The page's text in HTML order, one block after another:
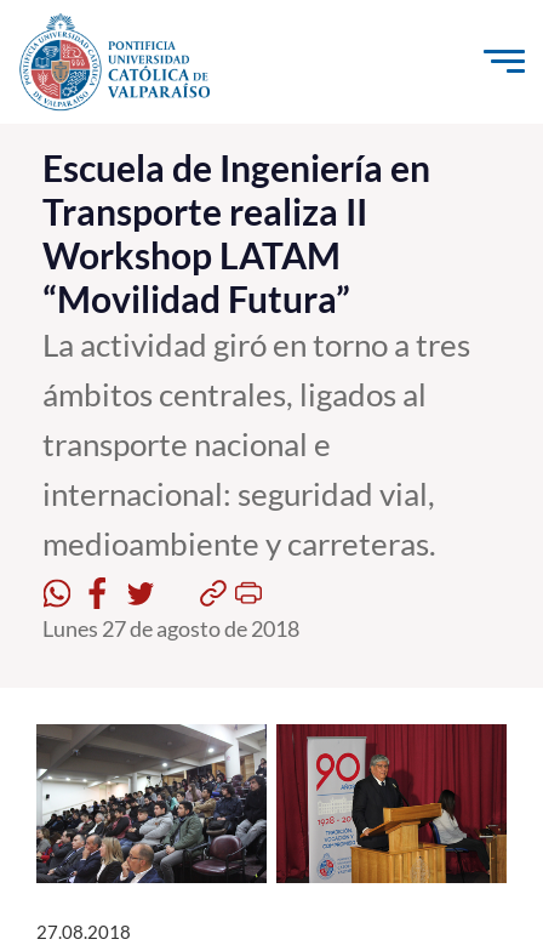
Click acá para ir directamente al contenido
La Universidad
Investigación, Creación e Innovación
PUCV Internacional
Vinculación con el Medio
Admisión
Pregrado
Postgrado
Formación Continua
Estudiantes
Alumni
English
Escuela de Ingeniería en
Transporte realiza II
Workshop LATAM
“Movilidad Futura”
La actividad giró en torno a tres
ámbitos centrales, ligados al
transporte nacional e
internacional: seguridad vial,
medioambiente y carreteras.
Lunes 27 de agosto de 2018
27.08.2018